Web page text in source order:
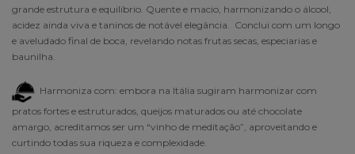
grande estrutura e equilíbrio. Quente e macio, harmonizando o álcool,
acidez ainda viva e taninos de notável elegância. Conclui com um longo
e aveludado final de boca, revelando notas frutas secas, especiarias e
baunilha.
Harmoniza com: embora na Itália sugiram harmonizar com
pratos fortes e estruturados, queijos maturados ou até chocolate
amargo, acreditamos ser um “vinho de meditação”, aproveitando e
curtindo todas sua riqueza e complexidade.